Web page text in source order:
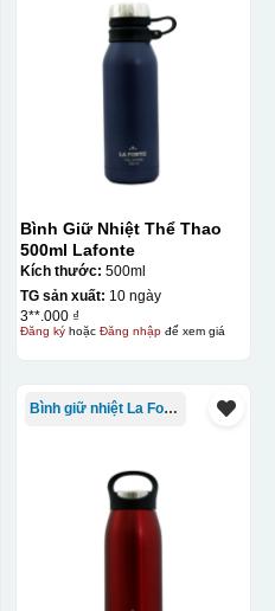
Bước 3: Xếp sản phẩm
vàng, khi in ở nhiệt cao,
lại mực in logo dính chết
size="full"
Bình Giữ Nhiệt Thể Thao
500ml Lafonte
Kích thước: 500ml
TG sản xuất: 10 ngày
3**.000 ₫
Đăng kýhoặc Đăng nhậpđể xem giá
Bình giữ nhiệt La Fonte